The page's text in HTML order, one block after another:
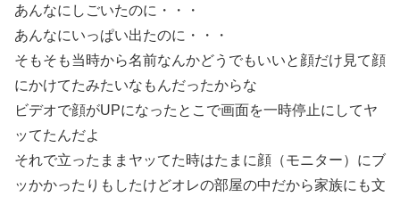
あんなにしごいたのに・・・
あんなにいっぱい出たのに・・・
そもそも当時から名前なんかどうでもいいと顔だけ見て顔
にかけてたみたいなもんだったからな
ビデオで顔がUPになったとこで画面を一時停止にしてヤ
ッてたんだよ
それで立ったままヤッてた時はたまに顔（モニター）にブ
ッかかったりもしたけどオレの部屋の中だから家族にも文